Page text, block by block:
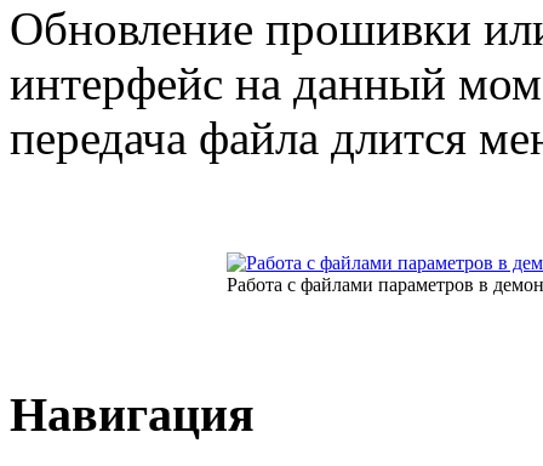
Обновление прошивки
интерфейс на данный
передача файла длится
Работа с файлами параметров в
Навигация